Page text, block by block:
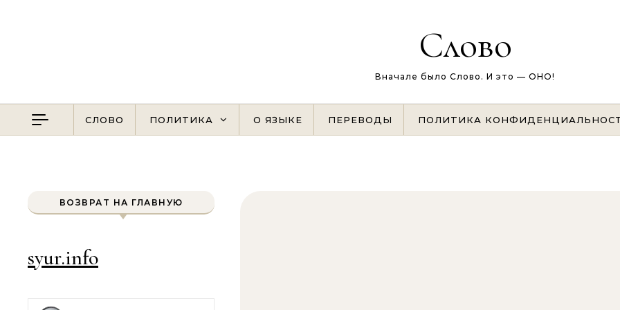
Слово
Вначале было Слово. И это — ОНО!
СЛОВО ПОЛИТИКА О ЯЗЫКЕ ПЕРЕВОДЫ ПОЛИТИКА
ВОЗВРАТ НА ГЛАВНУЮ
syur.info